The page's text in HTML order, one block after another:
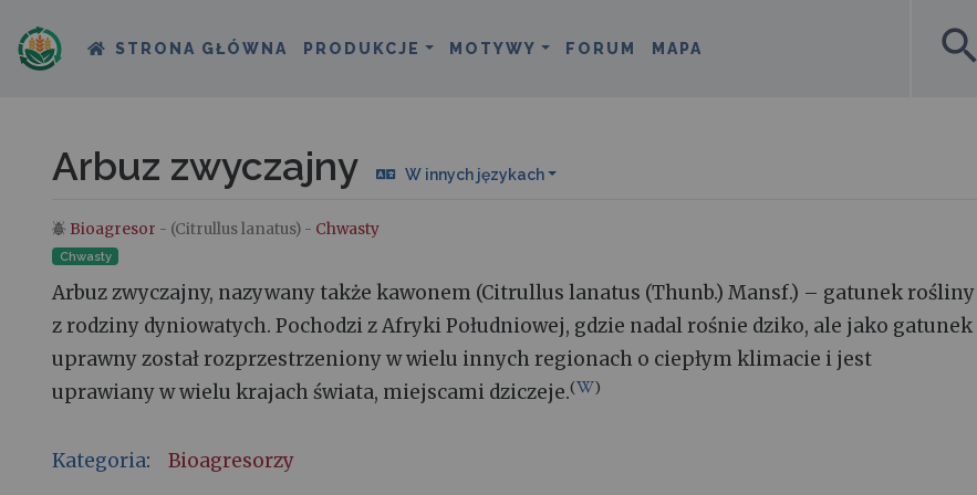
STRONA GŁÓWNA PRODUKCJE MOTYWY FORUM MAPA search
Arbuz zwyczajny W innych językach
Skocz do:nawigacja,szukaj
Bioagresor - (Citrullus lanatus) - Chwasty
Chwasty
Arbuz zwyczajny, nazywany także kawonem (Citrullus lanatus (Thunb.) Mansf.) – gatunek rośliny
z rodziny dyniowatych. Pochodzi z Afryki Południowej, gdzie nadal rośnie dziko, ale jako gatunek
uprawny został rozprzestrzeniony w wielu innych regionach o ciepłym klimacie i jest
uprawiany w wielu krajach świata, miejscami dziczeje.( )
Kategoria: Bioagresorzy